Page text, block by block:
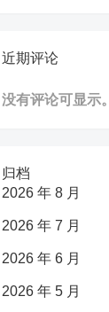
近期评论
没有评论可显示。
归档
2026 年 8 月
2026 年 7 月
2026 年 6 月
2026 年 5 月